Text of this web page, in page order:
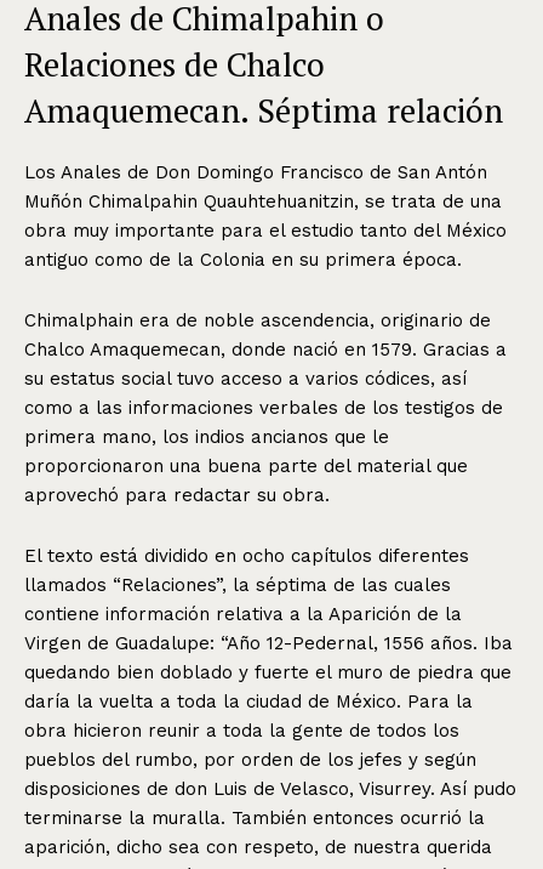
Anales de Chimalpahin o
Relaciones de Chalco
Amaquemecan. Séptima relación
Los Anales de Don Domingo Francisco de San Antón
Muñón Chimalpahin Quauhtehuanitzin, se trata de una
obra muy importante para el estudio tanto del México
antiguo como de la Colonia en su primera época.
Chimalphain era de noble ascendencia, originario de
Chalco Amaquemecan, donde nació en 1579. Gracias a
su estatus social tuvo acceso a varios códices, así
como a las informaciones verbales de los testigos de
primera mano, los indios ancianos que le
proporcionaron una buena parte del material que
aprovechó para redactar su obra.
El texto está dividido en ocho capítulos diferentes
llamados “Relaciones”, la séptima de las cuales
contiene información relativa a la Aparición de la
Virgen de Guadalupe: “Año 12-Pedernal, 1556 años. Iba
quedando bien doblado y fuerte el muro de piedra que
daría la vuelta a toda la ciudad de México. Para la
obra hicieron reunir a toda la gente de todos los
pueblos del rumbo, por orden de los jefes y según
disposiciones de don Luis de Velasco, Visurrey. Así pudo
terminarse la muralla. También entonces ocurrió la
aparición, dicho sea con respeto, de nuestra querida